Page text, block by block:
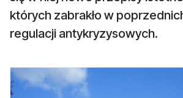
których zabrakło w
regulacji antykryzysowych.